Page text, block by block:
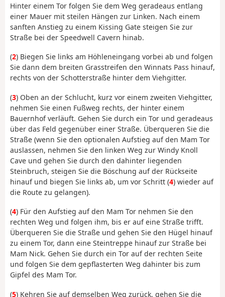
Hinter einem Tor folgen Sie dem Weg geradeaus entlang
einer Mauer mit steilen Hängen zur Linken. Nach einem
sanften Anstieg zu einem Kissing Gate steigen Sie zur
Straße bei der Speedwell Cavern hinab.
(2) Biegen Sie links am Höhleneingang vorbei ab und folgen
Sie dann dem breiten Grasstreifen den Winnats Pass hinauf,
rechts von der Schotterstraße hinter dem Viehgitter.
(3) Oben an der Schlucht, kurz vor einem zweiten Viehgitter,
nehmen Sie einen Fußweg rechts, der hinter einem
Bauernhof verläuft. Gehen Sie durch ein Tor und geradeaus
über das Feld gegenüber einer Straße. Überqueren Sie die
Straße (wenn Sie den optionalen Aufstieg auf den Mam Tor
auslassen, nehmen Sie den linken Weg zur Windy Knoll
Cave und gehen Sie durch den dahinter liegenden
Steinbruch, steigen Sie die Böschung auf der Rückseite
hinauf und biegen Sie links ab, um vor Schritt (4) wieder auf
die Route zu gelangen).
(4) Für den Aufstieg auf den Mam Tor nehmen Sie den
rechten Weg und folgen ihm, bis er auf eine Straße trifft.
Überqueren Sie die Straße und gehen Sie den Hügel hinauf
zu einem Tor, dann eine Steintreppe hinauf zur Straße bei
Mam Nick. Gehen Sie durch ein Tor auf der rechten Seite
und folgen Sie dem gepflasterten Weg dahinter bis zum
Gipfel des Mam Tor.
(5) Kehren Sie auf demselben Weg zurück, gehen Sie die